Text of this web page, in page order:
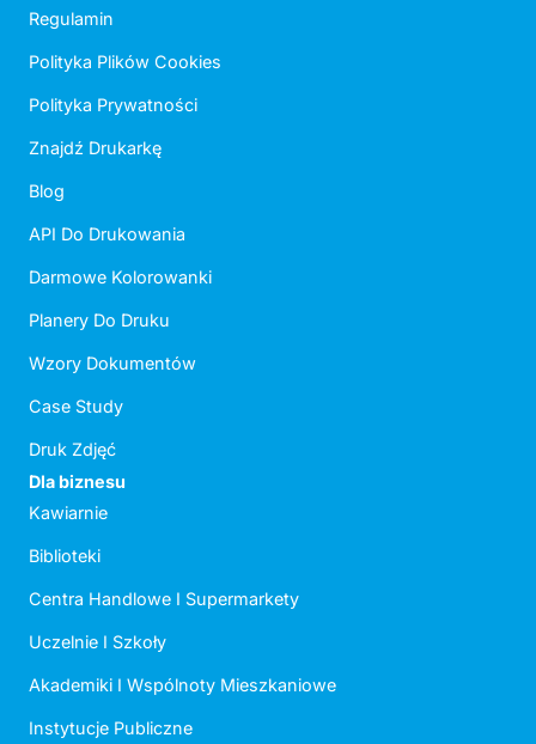
Regulamin
Polityka Plików Cookies
Polityka Prywatności
Znajdź Drukarkę
Blog
API Do Drukowania
Darmowe Kolorowanki
Planery Do Druku
Wzory Dokumentów
Case Study
Druk Zdjęć
Dla biznesu
Kawiarnie
Biblioteki
Centra Handlowe I Supermarkety
Uczelnie I Szkoły
Akademiki I Wspólnoty Mieszkaniowe
Instytucje Publiczne